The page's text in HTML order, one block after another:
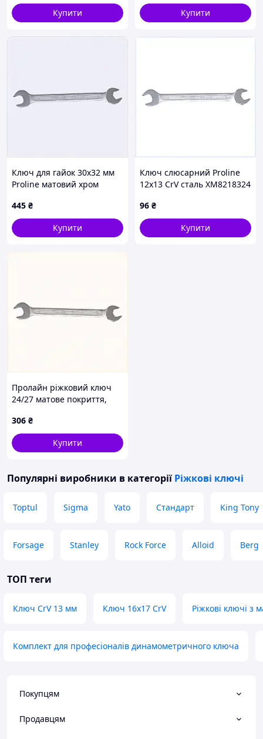
Купити
Купити
Ключ для гайок 30х32 мм
Proline матовий хром
445 ₴
Купити
Ключ слюсарний Proline
12х13 CrV сталь XM8218324
96 ₴
Купити
Пролайн ріжковий ключ
24/27 матове покриття,
306 ₴
Купити
Популярні виробники в категорії Ріжкові ключі
Toptul Sigma Yato Стандарт King Tony
Forsage Stanley Rock Force Alloid Berg
ТОП теги
Ключ CrV 13 мм Ключ 16х17 CrV Ріжкові ключі з
Комплект для професіоналів динамометричного ключа
Покупцям
Продавцям